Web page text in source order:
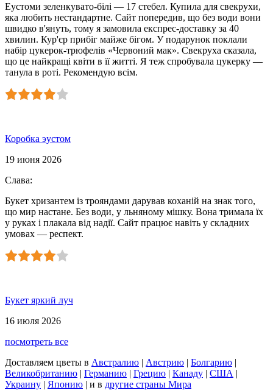
Еустоми зеленкувато-білі — 17 стебел. Купила для свекрухи,
яка любить нестандартне. Сайт попередив, що без води вони
швидко в'януть, тому я замовила експрес-доставку за 40
хвилин. Кур'єр прибіг майже бігом. У подарунок поклали
набір цукерок-трюфелів «Червоний мак». Свекруха сказала,
що це найкращі квіти в її житті. Я теж спробувала цукерку —
танула в роті. Рекомендую всім.
Коробка эустом
19 июня 2026
Слава:
Букет хризантем із трояндами дарував коханій на знак того,
що мир настане. Без води, у льняному мішку. Вона тримала їх
у руках і плакала від надії. Сайт працює навіть у складних
умовах — респект.
Букет яркий луч
16 июля 2026
посмотреть все
Доставляем цветы в Австралию | Австрию | Болгарию |
Великобританию | Германию | Грецию | Канаду | США |
Украину | Японию | и в другие страны Мира